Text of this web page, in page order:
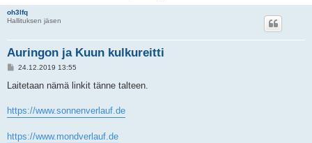
oh3lfq
Hallituksen jäsen
Auringon ja Kuun kulkureitti
P
s
24.12.2019 13:55
Laitetaan nämä linkit tänne talteen.
https://www.sonnenverlauf.de
https://www.mondverlauf.de